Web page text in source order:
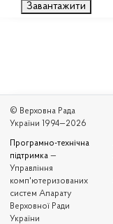
Завантажити
© Верховна Рада
України 1994—2026
Програмно-технічна
підтримка —
Управління
комп'ютеризованих
систем Апарату
Верховної Ради
України